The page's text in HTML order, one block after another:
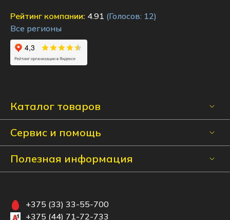
Каталог товаров
Сервис и помощь
Полезная информация
Рейтинг компании: 4.91 (Голосов: 12)
Все регионы
+375 (33) 33-55-700
+375 (44) 71-72-733